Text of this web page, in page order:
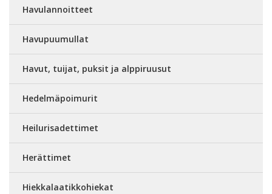
Havulannoitteet
Havupuumullat
Havut, tuijat, puksit ja alppiruusut
Hedelmäpoimurit
Heilurisadettimet
Herättimet
Hiekkalaatikkohiekat